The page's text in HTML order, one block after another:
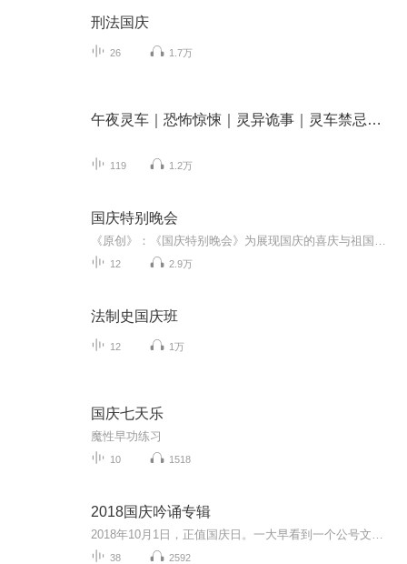
刑法国庆
26 1.7万
午夜灵车｜恐怖惊悚｜灵异诡事｜灵车禁忌｜悬疑｜心魔
119 1.2万
国庆特别晚会
12 2.9万
法制史国庆班
12 1万
国庆七天乐
魔性早功练习
10 1518
2018国庆吟诵专辑
38 2592